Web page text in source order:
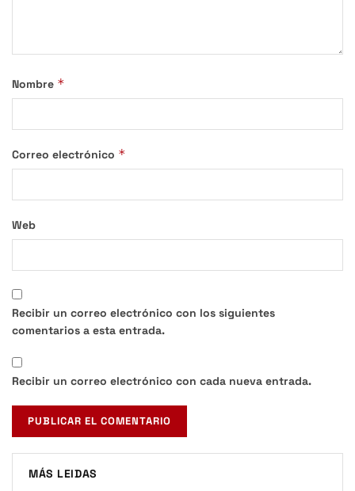
Nombre *
Correo electrónico *
Web
Recibir un correo electrónico con los siguientes
comentarios a esta entrada.
Recibir un correo electrónico con cada nueva entrada.
MÁS LEIDAS